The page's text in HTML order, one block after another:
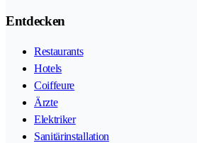
Entdecken
Restaurants
Hotels
Coiffeure
Ärzte
Elektriker
Sanitärinstallation